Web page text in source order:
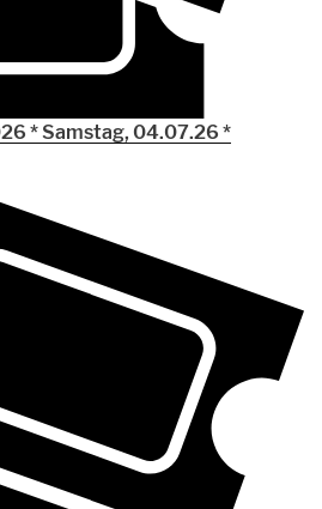
* Samstag, 04.07.26 *